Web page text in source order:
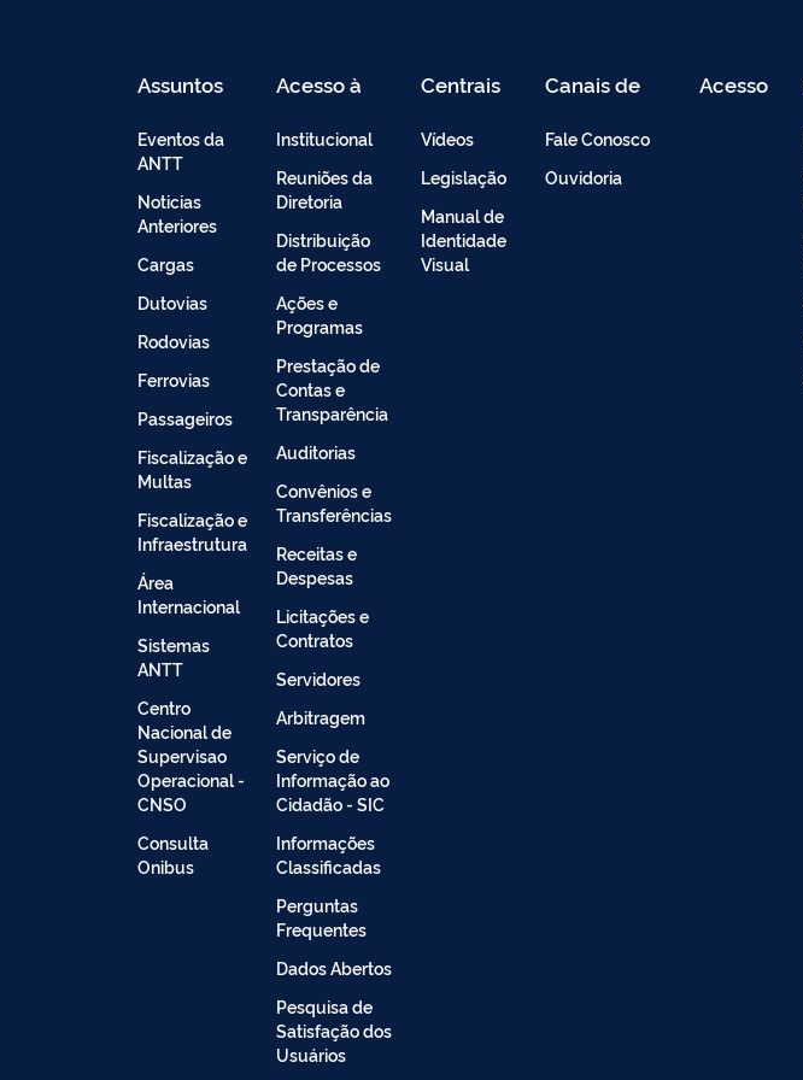
Assuntos
Eventos da
ANTT
Noticias
Anteriores
Cargas
Dutovias
Rodovias
Ferrovias
Passageiros
Fiscalização e
Multas
Fiscalização e
Infraestrutura
Área
Internacional
Sistemas
ANTT
Centro
Nacional de
Supervisao
Operacional -
CNSO
Consulta
Onibus
Acesso à
Institucional
Reuniões da
Diretoria
Distribuição
de Processos
Ações e
Programas
Prestação de
Contas e
Transparência
Auditorias
Convênios e
Transferências
Receitas e
Despesas
Licitações e
Contratos
Servidores
Arbitragem
Serviço de
Informação ao
Cidadão - SIC
Informações
Classificadas
Perguntas
Frequentes
Dados Abertos
Pesquisa de
Satisfação dos
Usuários
Centrais
Vídeos
Legislação
Manual de
Identidade
Visual
Canais de
Fale Conosco
Ouvidoria
Acesso